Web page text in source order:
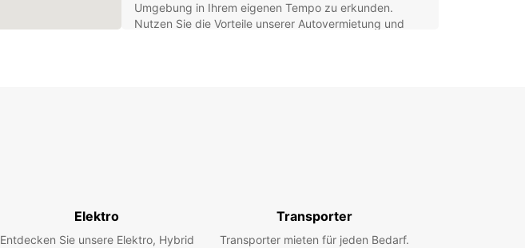
Umgebung in Ihrem eigenen Tempo zu erkunden.
Nutzen Sie die Vorteile unserer Autovermietung und
Elektro
Entdecken Sie unsere Elektro, Hybrid
Transporter
Transporter mieten für jeden Bedarf.